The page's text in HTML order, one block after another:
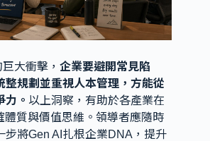
大衝擊， 企業要避開常見陷
整規劃並重視人本管理，方能從
力。 以上洞察，有助於各產業在
體質與價值思維。領導者應隨時
步將Gen AI扎根企業DNA，提升